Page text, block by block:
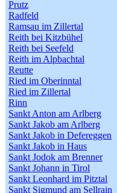
Prutz
Radfeld
Ramsau im Zillertal
Reith bei Kitzbühel
Reith bei Seefeld
Reith im Alpbachtal
Reutte
Ried im Oberinntal
Ried im Zillertal
Rinn
Sankt Anton am Arlberg
Sankt Jakob am Arlberg
Sankt Jakob in Defereggen
Sankt Jakob in Haus
Sankt Jodok am Brenner
Sankt Johann in Tirol
Sankt Leonhard im Pitztal
Sankt Sigmund am Sellrain